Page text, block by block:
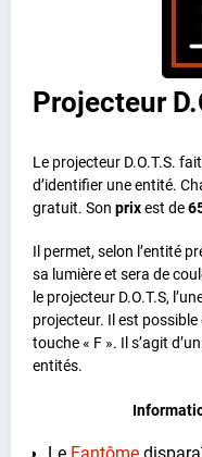
Projecteur
Le projecteur D.O.T.S.
d’identifier une entité.
gratuit. Son prixest de
Il permet, selon l’entité
sa lumière et sera de
le projecteur D.O.T.S,
projecteur. Il est
touche « F ». Il s’agit
entités.